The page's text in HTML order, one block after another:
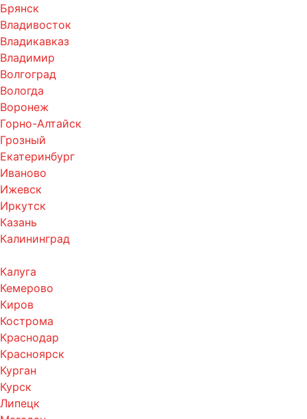
Брянск
Владивосток
Владикавказ
Владимир
Волгоград
Вологда
Воронеж
Горно-Алтайск
Грозный
Екатеринбург
Иваново
Ижевск
Иркутск
Казань
Калининград
Калуга
Кемерово
Киров
Кострома
Краснодар
Красноярск
Курган
Курск
Липецк